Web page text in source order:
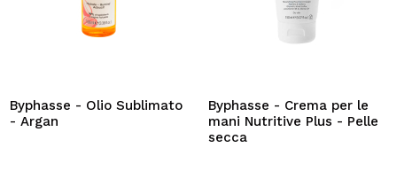
Byphasse - Olio Sublimato
- Argan
Byphasse - Crema per le
mani Nutritive Plus - Pelle
secca